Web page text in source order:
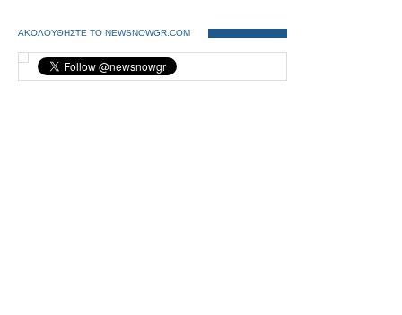
ΑΚΟΛΟΥΘΗΣΤΕ ΤΟ NEWSNOWGR.COM